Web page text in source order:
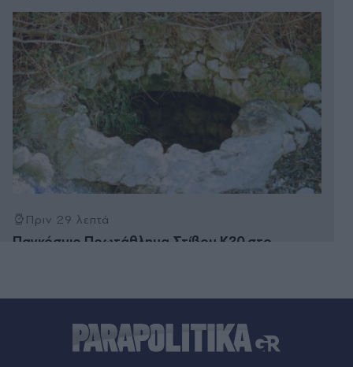
Πριν 29 λεπτά
Παγκόσμιο Πρωτάθλημα Στίβου Κ20 στο
Πριν 35 λεπτά
ΑΕΚ - Athens Kallithea 4-0, φιλικοί αγώνες: Χατ